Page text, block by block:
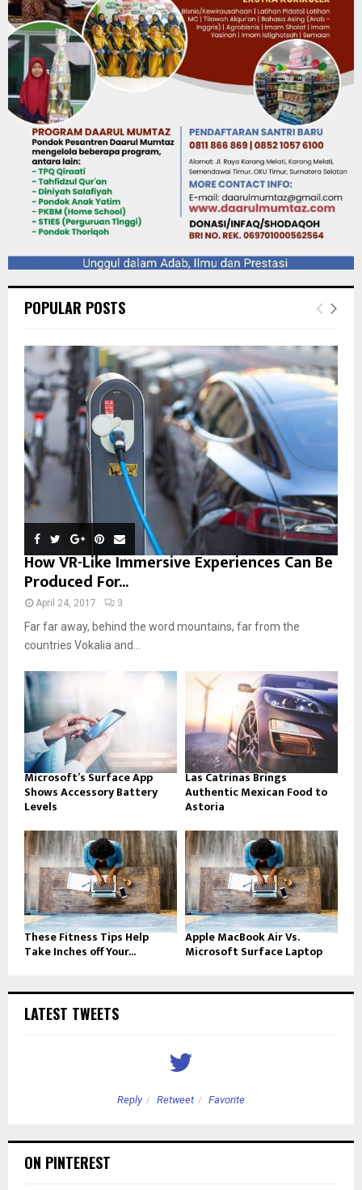
POPULAR POSTS
How VR-Like Immersive Experiences Can Be
Produced For...
April 24, 2017 3
Far far away, behind the word mountains, far from the
countries Vokalia and...
Microsoft’s Surface App
Shows Accessory Battery
Levels
Las Catrinas Brings
Authentic Mexican Food to
Astoria
These Fitness Tips Help
Take Inches off Your...
Apple MacBook Air Vs.
Microsoft Surface Laptop
LATEST TWEETS
Reply Retweet Favorite
ON PINTEREST